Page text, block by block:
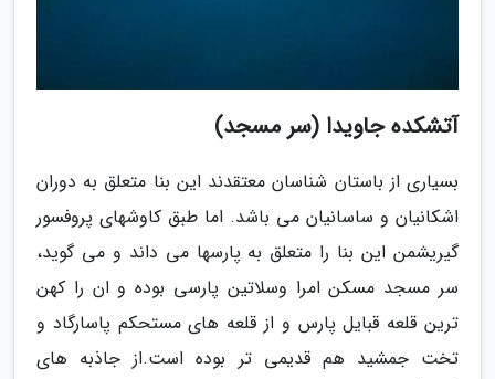
آتشکده جاویدا (سر مسجد)
بسیاری از باستان شناسان معتقدند این بنا متعلق به دوران
اشکانیان و ساسانیان می باشد. اما طبق کاوشهای پروفسور
گیریشمن این بنا را متعلق به پارسها می داند و می گوید،
سر مسجد مسکن امرا وسلاتین پارسی بوده و ان را کهن
ترین قلعه قبایل پارس و از قلعه های مستحکم پاسارگاد و
تخت جمشید هم قدیمی تر بوده است.از جاذبه های